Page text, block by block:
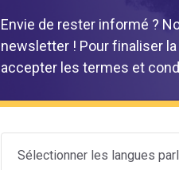
Envie de rester informé ?
newsletter ! Pour finaliser
accepter les termes et
Sélectionner les langues